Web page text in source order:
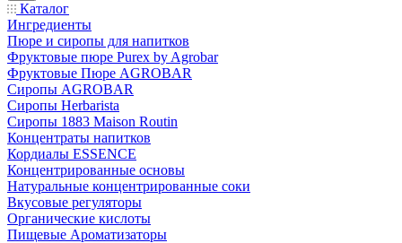
Каталог
Ингредиенты
Пюре и сиропы для напитков
Фруктовые пюре Purex by Agrobar
Фруктовые Пюре AGROBAR
Сиропы AGROBAR
Сиропы Herbarista
Сиропы 1883 Maison Routin
Концентраты напитков
Кордиалы ESSENCE
Концентрированные основы
Натуральные концентрированные соки
Вкусовые регуляторы
Органические кислоты
Пищевые Ароматизаторы